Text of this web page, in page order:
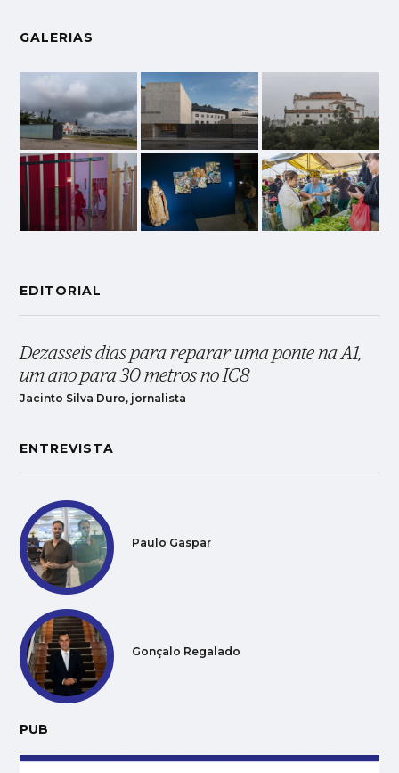
GALERIAS
EDITORIAL
Dezasseis dias para reparar uma ponte na A1,
um ano para 30 metros no IC8
Jacinto Silva Duro, jornalista
ENTREVISTA
Paulo Gaspar
Gonçalo Regalado
PUB